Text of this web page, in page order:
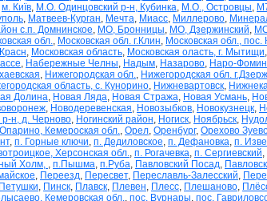
м. Київ, М.О. Одинцовский р-н, Кубинка, М.О., Островцы,
, Матвеев-Курган, Мечта, Миасс, Миллерово,
с.п. Домнинское, МО, Бронницы, МО, Дзержинский,
обл., Московская обл. г.Клин, Московская обл., пос.
, Московская область, Московская оласть, г. Мытищи,
, Набережные Челны, Надым, Назарово, Наро-
, Нижегородская обл., Нижегородская обл.
область, с. Кунорино, Нижневартовск,
Долина, Новая Ляда, Новая Стража, Новая Усмань,
, Новодеревенская, Новозыбков, Новокузнецк,
р-н, д. Черново, Ногинский район, Ногиск, Ноябрьск,
Опарино, Кемероская обл., Орел, Оренбург, Орехово
, п. Горные ключи, п. Дедиловское, п. Дефановка, п.
Херсонская обл., п. Рогачевка, п. Сергиевский,
Холм, , п.Пышма, п.Руба, Павловский Посад,
, Переезд, Пересвет, Переславль-Залесский,
Петушки, Пинск, Плавск, Плевен, Плесс, Плешаново,
Кемеровская обл., пос. Вурнары, пос.